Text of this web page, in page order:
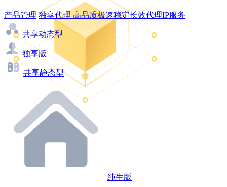
产品管理 独享代理 高品质极速稳定长效代理IP服务
共享动态型
独享版
共享静态型
纯生版